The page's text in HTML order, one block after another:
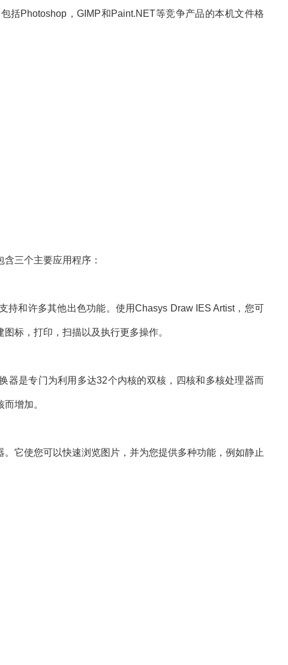
括Photoshop，GIMP和Paint.NET等竞争产品的本机文件格
三个主要应用程序：
持和许多其他出色功能。使用Chasys Draw IES Artist，您可
标，打印，扫描以及执行更多操作。
器是专门为利用多达32个内核的双核，四核和多核处理器而
增加。
它使您可以快速浏览图片，并为您提供多种功能，例如静止